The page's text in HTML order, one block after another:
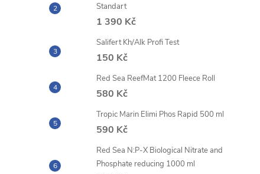
Standart
1 390 Kč
Salifert Kh/Alk Profi Test
150 Kč
Red Sea ReefMat 1200 Fleece Roll
580 Kč
Tropic Marin Elimi Phos Rapid 500 ml
590 Kč
Red Sea N:P-X Biological Nitrate and
Phosphate reducing 1000 ml